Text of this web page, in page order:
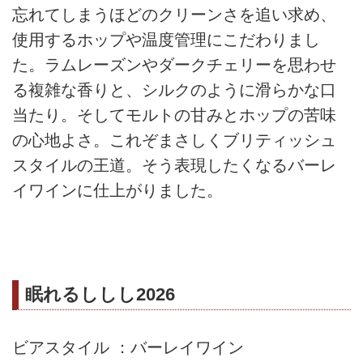
忘れてしまうほどのクリーンさを追い求め、
使用するホップや温度管理にこだわりまし
た。ラムレーズンやダークチェリーを思わせ
る複雑な香りと、シルクのように滑らかな口
当たり。そしてモルトの甘みとホップの苦味
の心地よさ。これぞまさしくブリティッシュ
スタイルの王道。そう表現したくなるバーレ
イワインに仕上がりました。
眠れるししし2026
ビアスタイル ：バーレイワイン